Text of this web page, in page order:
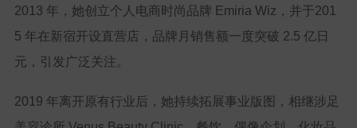
2013 年，她创立个人电商时尚品牌 Emiria Wiz ，并于201
5 年在新宿开设直营店，品牌月销售额一度突破 2.5 亿日
元 ，引发广泛关注。
2019 年离开原有行业后，她持续拓展事业版图，相继涉足